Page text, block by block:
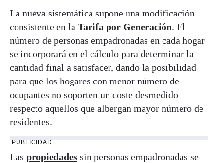
La nueva sistemática supone una modificación
consistente en la Tarifa por Generación. El
número de personas empadronadas en cada hogar
se incorporará en el cálculo para determinar la
cantidad final a satisfacer, dando la posibilidad
para que los hogares con menor número de
ocupantes no soporten un coste desmedido
respecto aquellos que albergan mayor número de
residentes.
PUBLICIDAD
Las propiedades sin personas empadronadas se